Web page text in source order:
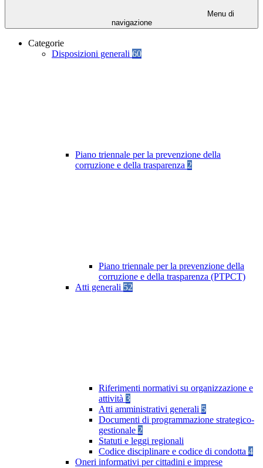
Menu di
navigazione
Categorie
Disposizioni generali 60
Piano triennale per la prevenzione della
corruzione e della trasparenza 2
Piano triennale per la prevenzione della
corruzione e della trasparenza (PTPCT)
Atti generali 52
Riferimenti normativi su organizzazione e
attività 3
Atti amministrativi generali 5
Documenti di programmazione strategico-
gestionale 2
Statuti e leggi regionali
Codice disciplinare e codice di condotta 4
Oneri informativi per cittadini e imprese